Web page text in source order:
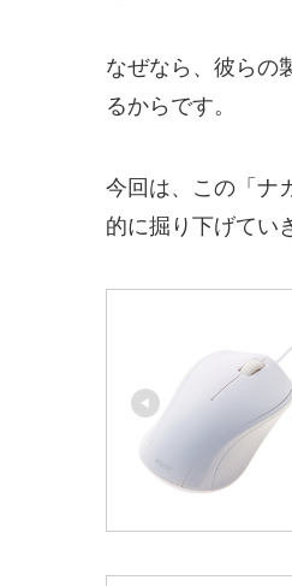
なぜなら、彼らの
るからです。
今回は、この「ナ
的に掘り下げてい